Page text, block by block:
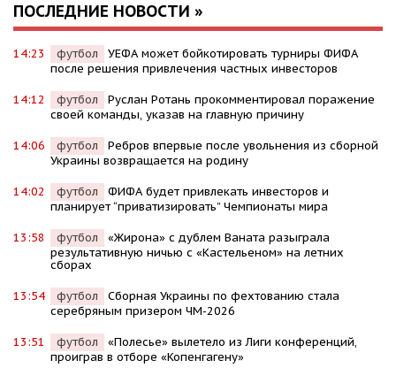
ПОСЛЕДНИЕ НОВОСТИ »
14:23 футбол
УЕФА может бойкотировать турниры ФИФА
после решения привлечения частных инвесторов
14:12 футбол
Руслан Ротань прокомментировал поражение
своей команды, указав на главную причину
14:06 футбол
Ребров впервые после увольнения из сборной
Украины возвращается на родину
14:02 футбол
ФИФА будет привлекать инвесторов и
планирует “приватизировать” Чемпионаты мира
13:58 футбол
«Жирона» с дублем Ваната разыграла
результативную ничью с «Кастельеном» на летних
сборах
13:54 футбол
Сборная Украины по фехтованию стала
серебряным призером ЧМ-2026
13:51 футбол
«Полесье» вылетело из Лиги конференций,
проиграв в отборе «Копенгагену»